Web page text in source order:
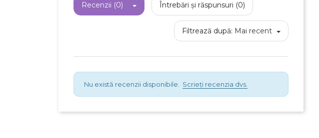
Recenzii (0) Întrebări și răspunsuri (0)
Filtrează după: Mai recent
Nu există recenzii disponibile. Scrieți recenzia dvs.